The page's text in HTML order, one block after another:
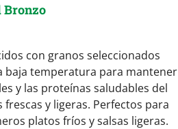
con granos seleccionados
baja temperatura para mantener
y las proteínas saludables del
y ligeras. Perfectos para
platos fríos y salsas ligeras.